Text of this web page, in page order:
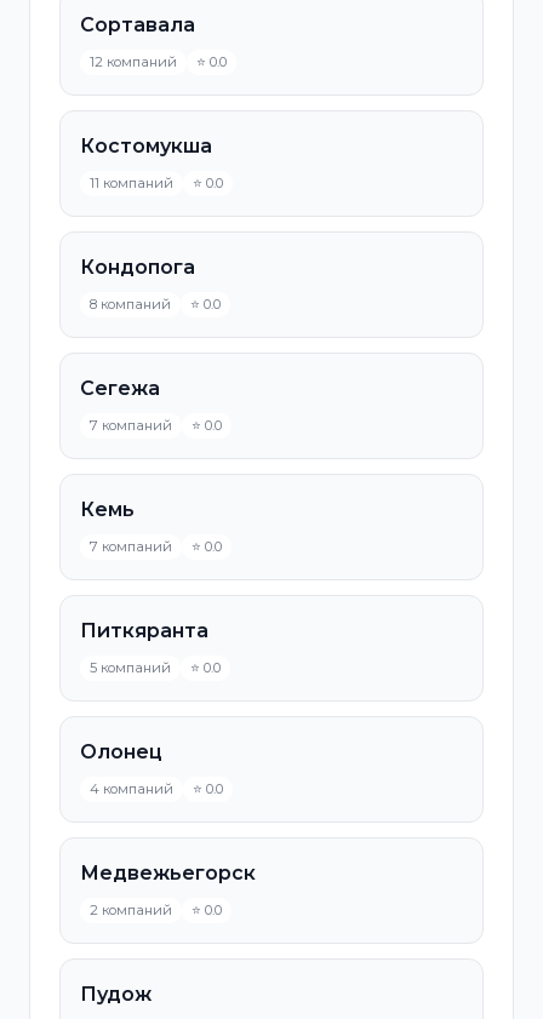
Сортавала
12 компаний ⭐ 0.0
Костомукша
11 компаний ⭐ 0.0
Кондопога
8 компаний ⭐ 0.0
Сегежа
7 компаний ⭐ 0.0
Кемь
7 компаний ⭐ 0.0
Питкяранта
5 компаний ⭐ 0.0
Олонец
4 компаний ⭐ 0.0
Медвежьегорск
2 компаний ⭐ 0.0
Пудож